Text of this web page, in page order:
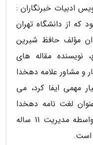
ادبیات خبرنگاران :
که از دانشگاه تهران
مؤلف حافظ شیرین
مقاله های
و مشاور علامه دهخدا
مهمی ایفا کرد، می
لغت نامه دهخدا
داریم سهم قابل توجهی از آن به واسطه مدیریت 11 ساله
است.